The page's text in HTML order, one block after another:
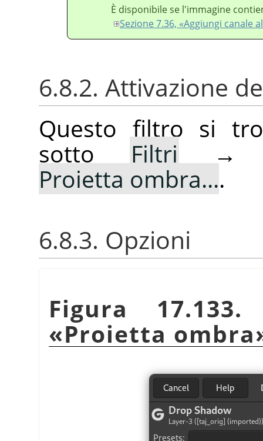
È disponibile se l'immagine
Sezione 7.36, «Aggiungi canale
6.8.2. Attivazione
Questo filtro si
sotto
Filtri
Proietta ombra....
6.8.3. Opzioni
Figura
«Proietta ombra